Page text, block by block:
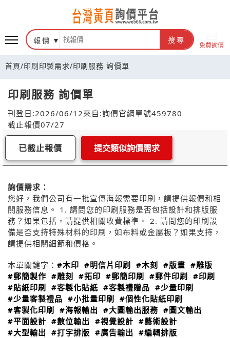
報價 搜尋
免費詢價
首頁/印刷印製需求/印刷服務 詢價單
印刷服務 詢價單
刊登日:2026/06/12來自:詢價官網單號459780
截止報價07/27
已截止報價 提交類似詢價需求
詢價需求：
您好，我們公司有一批宣傳海報需要印刷，請提供報價和相
關服務信息。 1. 請問您的印刷服務是否包括設計和排版服
務？如果包括，請提供相關收費標準。 2. 請問您的印刷設
備是否支持特殊材料的印刷，如布料或金屬板？如果支持，
請提供相關細節和價格。
本單關鍵字： #木印 #明信片印刷 #木刻 #版畫 #雕版
#郵簡製作 #雕刻 #拓印 #郵簡印刷 #郵件印刷
#印刷
#貼紙印刷
#客製化貼紙 #客製禮贈品 #少量印刷
#少量客製禮品 #小批量印刷
#個性化貼紙印刷
#客製化印刷
#海報輸出 #大圖輸出服務 #圖文輸出
#平面設計 #數位輸出 #視覺設計 #藝術設計
#大型輸出 #打字排版 #廣告輸出 #編輯排版